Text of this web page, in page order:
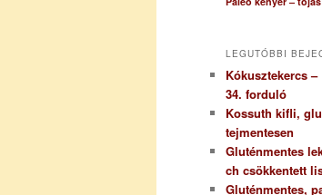
LEGUTÓBBI
Kókusztekercs
34. forduló
Kossuth kifli,
tejmentesen
Gluténmentes
ch csökkentett
Gluténmentes,